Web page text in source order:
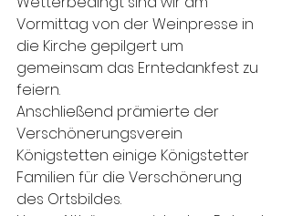
Vormittag von der Weinpresse in
die Kirche gepilgert um
gemeinsam das Erntedankfest zu
feiern.
Anschließend prämierte der
Verschönerungsverein
Königstetten einige Königstetter
Familien für die Verschönerung
des Ortsbildes.